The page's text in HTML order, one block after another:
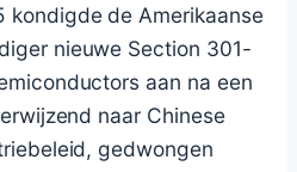
kondigde de Amerikaanse
nieuwe Section 301-
aan na een
naar Chinese
gedwongen